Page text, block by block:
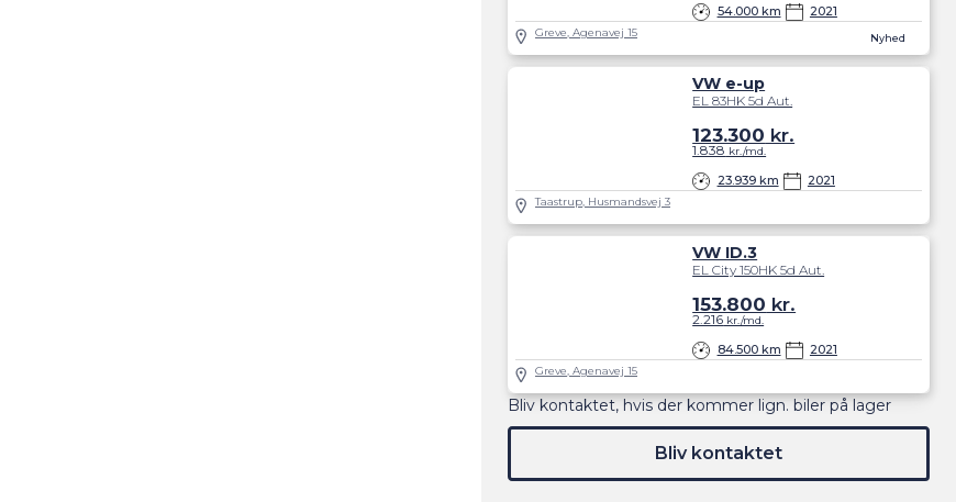
Nyhed
54.000 km 2021
Greve, Agenavej 15
VW e-up
EL 83HK 5d Aut.
23.939 km 2021
123.300 kr.
1.838 kr./md.
Taastrup, Husmandsvej 3
VW ID.3
EL City 150HK 5d Aut.
84.500 km 2021
153.800 kr.
2.216 kr./md.
Greve, Agenavej 15
Bliv kontaktet, hvis der kommer lign. biler på lager
Bliv kontaktet